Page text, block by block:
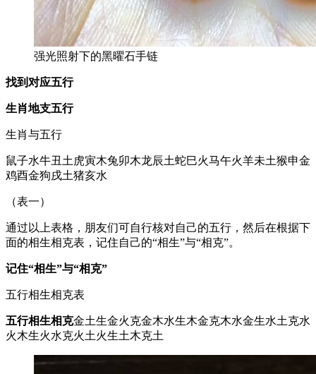
强光照射下的黑曜石手链
找到对应五行
生肖地支五行
生肖与五行
鼠子水牛丑土虎寅木兔卯木龙辰土蛇巳火马午火羊未土猴申金
鸡酉金狗戌土猪亥水
（表一）
通过以上表格，朋友们可自行核对自己的五行，然后在根据下
面的相生相克表，记住自己的“相生”与“相克”。
记住“相生”与“相克”
五行相生相克表
五行相生相克金土生金火克金木水生木金克木水金生水土克水
火木生火水克火土火生土木克土